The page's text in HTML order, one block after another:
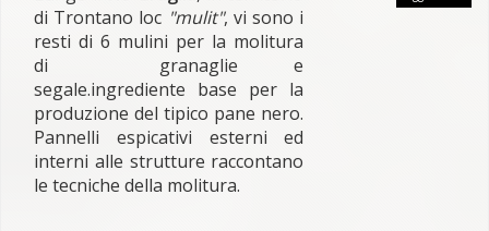
di Trontano loc "mulit", vi sono i
resti di 6 mulini per la molitura
di granaglie e
segale.ingrediente base per la
produzione del tipico pane nero.
Pannelli espicativi esterni ed
interni alle strutture raccontano
le tecniche della molitura.